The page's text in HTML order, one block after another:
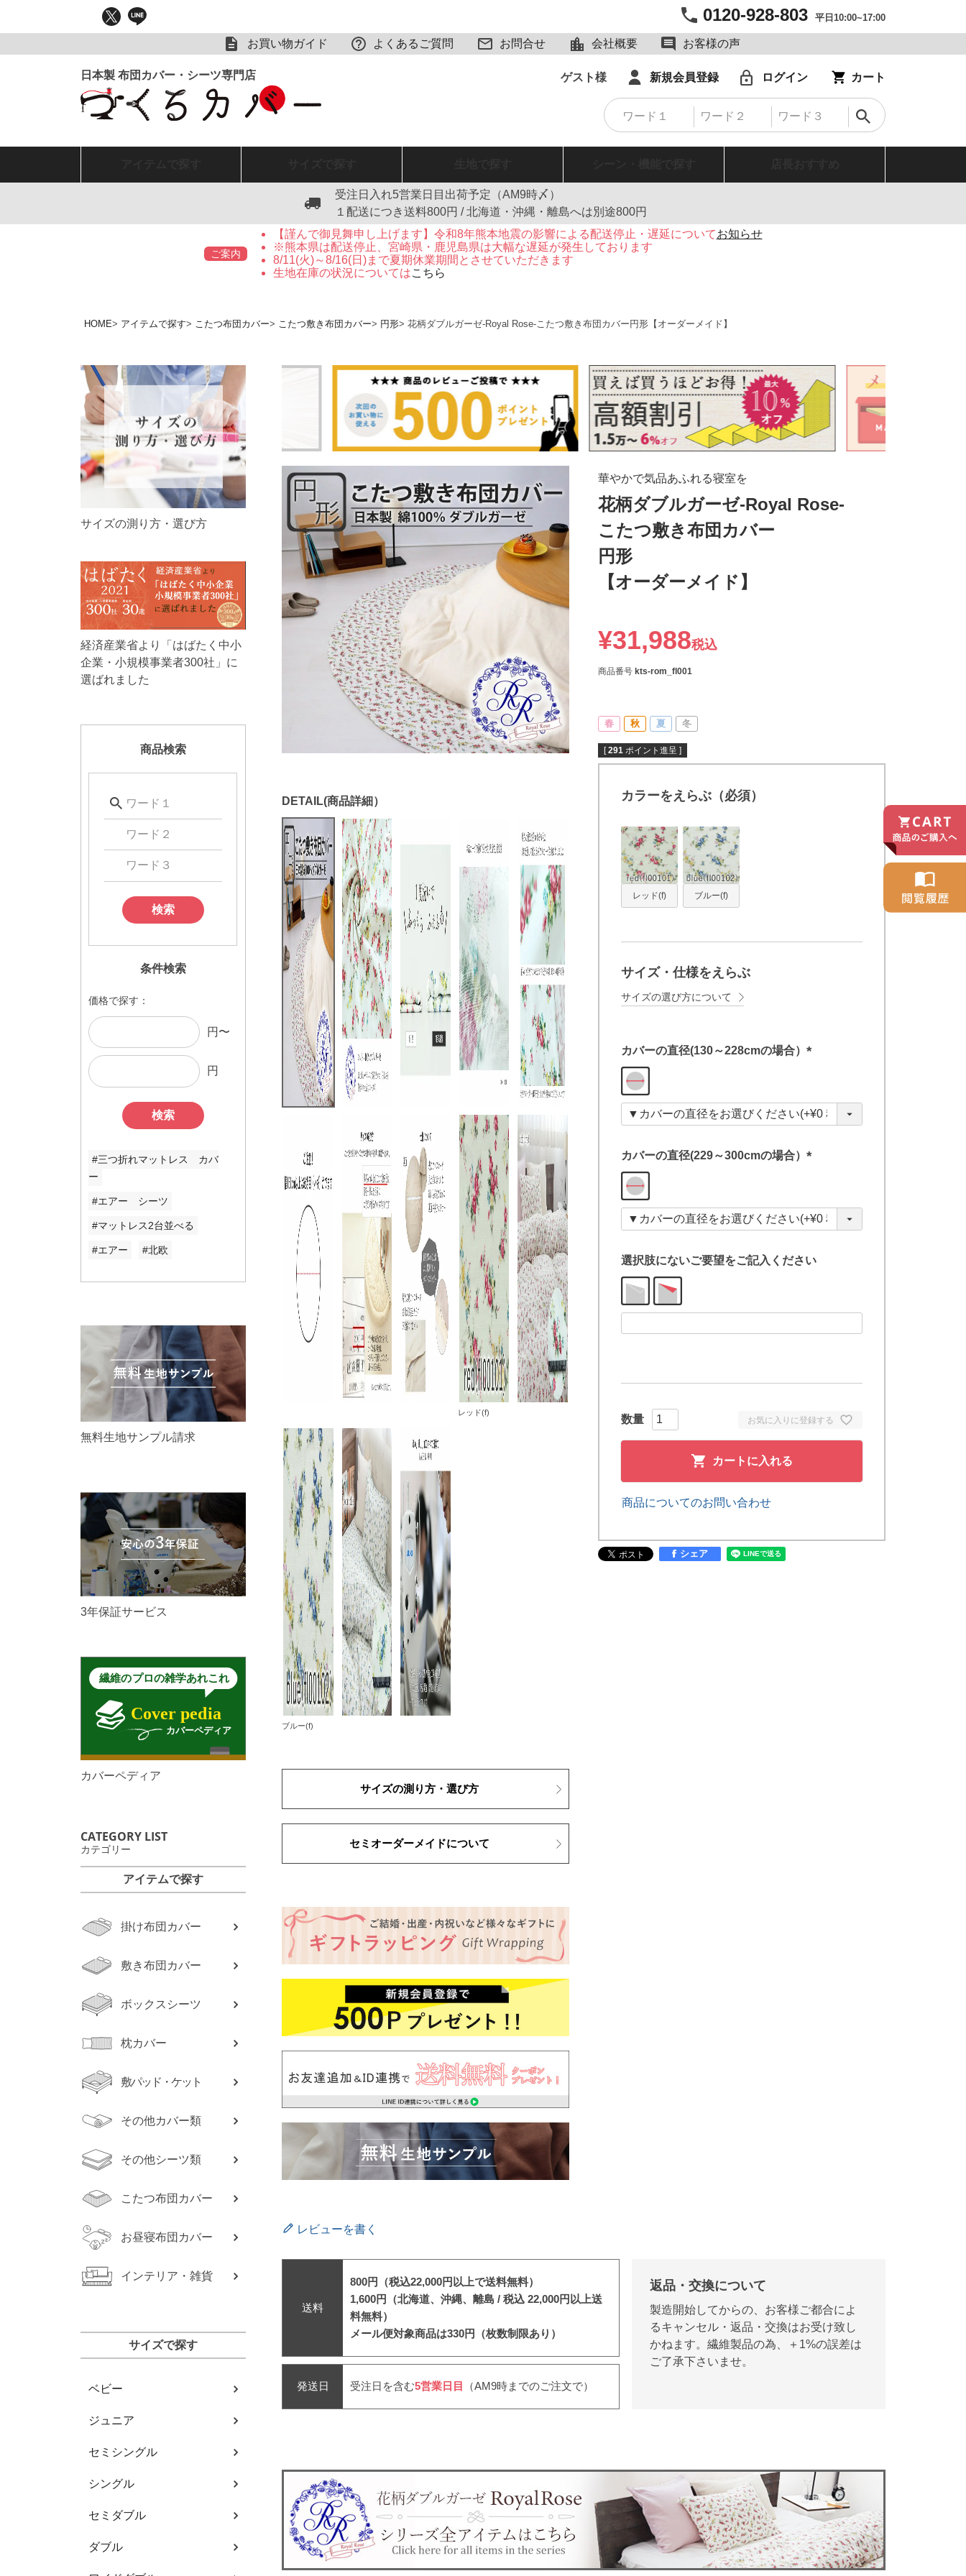
0120-928-803 平日10:00~17:00
お買い物ガイド よくあるご質問 お問合せ 会社概要 お客様の声
ゲスト様 新規会員登録 ログイン カート
受注日入れ5営業日目出荷予定（AM9時〆）
１配送につき送料800円 / 北海道・沖縄・離島へは別途800円
ご案内
【謹んで御見舞申し上げます】令和8年熊本地震の影響による配送停止・遅延についてお知らせ
※熊本県は配送停止、宮崎県・鹿児島県は大幅な遅延が発生しております
8/11(火)～8/16(日)まで夏期休業期間とさせていただきます
生地在庫の状況についてはこちら
HOME アイテムで探す こたつ布団カバー こたつ敷き布団カバー 円形 花柄ダブルガーゼ-Royal Rose-こたつ敷き布団カバー円形【オーダーメイド】
サイズの測り方・選び方
経済産業省より「はばたく中小
企業・小規模事業者300社」に
選ばれました
商品検索
検索
条件検索
価格で探す：
円〜
円
検索
#三つ折れマットレス カバ
ー
#エアー シーツ
#マットレス2台並べる
#エアー #北欧
無料生地サンプル請求
3年保証サービス
カバーペディア
CATEGORY LIST
カテゴリー
アイテムで探す
掛け布団カバー
敷き布団カバー
ボックスシーツ
枕カバー
敷パッド・ケット
その他カバー類
その他シーツ類
こたつ布団カバー
お昼寝布団カバー
インテリア・雑貨
サイズで探す
ベビー
ジュニア
セミシングル
シングル
セミダブル
ダブル
レッド(f)
ブルー(f)
サイズの測り方・選び方
セミオーダーメイドについて
華やかで気品あふれる寝室を
花柄ダブルガーゼ-Royal Rose-
こたつ敷き布団カバー
円形
【オーダーメイド】
¥31,988税込
商品番号 kts-rom_fl001
春 秋 夏 冬
[ 291 ポイント進呈 ]
カラーをえらぶ（必須）
レッド(f) ブルー(f)
お気に入りに登録する
カートに入れる
サイズ・仕様をえらぶ
サイズの選び方について
カバーの直径(130～228cmの場合）
須
)
カバーの直径(229～300cmの場合）
須
)
選択肢にないご要望をご記入ください
商品についてのお問い合わせ
シェア
レビューを書く
送料
800円（税込22,000円以上で送料無料）
1,600円（北海道、沖縄、離島 / 税込 22,000円以上送
料無料）
メール便対象商品は330円（枚数制限あり）
発送日 受注日を含む5営業日目 （AM9時までのご注文で）
返品・交換について
製造開始してからの、お客様ご都合によ
るキャンセル・返品・交換はお受け致し
かねます。繊維製品の為、＋1%の誤差は
ご了承下さいませ。